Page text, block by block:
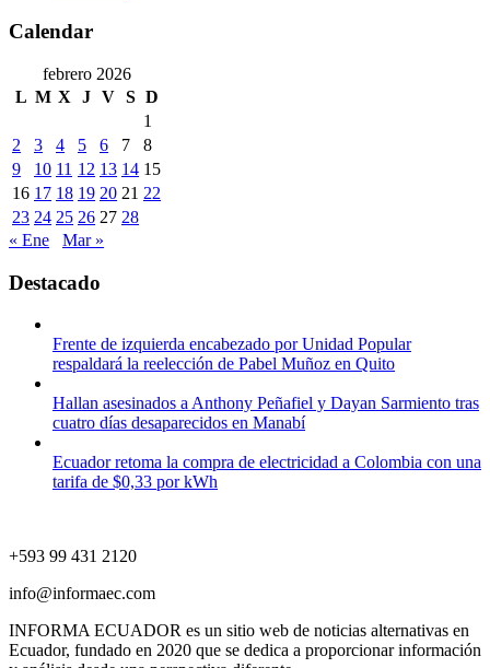
Calendar
febrero 2026
L M X J V S D
1
2
3 4 5 6 7
8
9
10 11 12 13 14 15
16 17 18 19 20 21 22
23 24 25 26 27 28
« Ene
Mar »
Destacado
Frente de izquierda encabezado por Unidad Popular
respaldará la reelección de Pabel Muñoz en Quito
Hallan asesinados a Anthony Peñafiel y Dayan Sarmiento tras
cuatro días desaparecidos en Manabí
Ecuador retoma la compra de electricidad a Colombia con una
tarifa de $0,33 por kWh
+593 99 431 2120
info@informaec.com
INFORMA ECUADOR es un sitio web de noticias alternativas en
Ecuador, fundado en 2020 que se dedica a proporcionar información